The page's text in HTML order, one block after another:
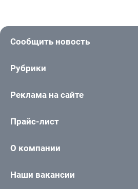
Сообщить новость
Рубрики
Реклама на сайте
Прайс-лист
О компании
Наши вакансии